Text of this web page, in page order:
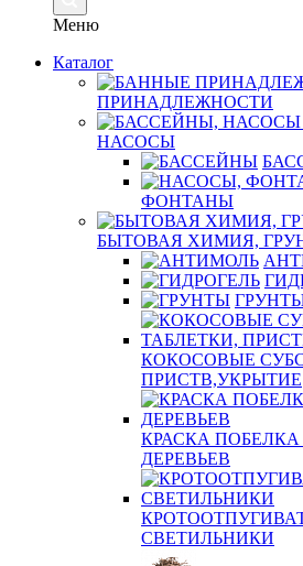
Меню
Каталог
ПРИНАДЛЕЖНОСТИ
НАСОСЫ
ФОНТАНЫ
БЫТОВАЯ ХИМИЯ,
КОКОСОВЫЕ
ПРИСТВ,УКРЫТИЕ
КРАСКА
ДЕРЕВЬЕВ
СВЕТИЛЬНИКИ